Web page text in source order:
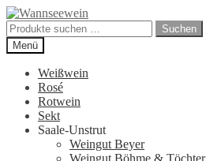
Zur
Navigation
springen
Zum
Inhalt
springen
Suchen
nach:
Suchen
Menü
Weißwein
Rosé
Rotwein
Sekt
Saale-Unstrut
Weingut Beyer
Weingut Böhme & Töchter